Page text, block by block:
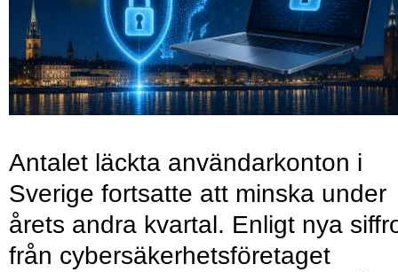
Antalet läckta användarkonton i
Sverige fortsatte att minska under
årets andra kvartal. Enligt nya
från cybersäkerhetsföretaget